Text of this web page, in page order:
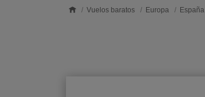
Vuelos baratos Europa España